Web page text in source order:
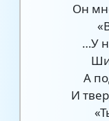
Он
…У
А
И